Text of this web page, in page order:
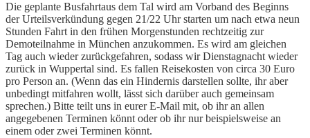
Die geplante Busfahrtaus dem Tal wird am Vorband des Beginns
der Urteilsverkündung gegen 21/22 Uhr starten um nach etwa neun
Stunden Fahrt in den frühen Morgenstunden rechtzeitig zur
Demoteilnahme in München anzukommen. Es wird am gleichen
Tag auch wieder zurückgefahren, sodass wir Dienstagnacht wieder
zurück in Wuppertal sind. Es fallen Reisekosten von circa 30 Euro
pro Person an. (Wenn das ein Hindernis darstellen sollte, ihr aber
unbedingt mitfahren wollt, lässt sich darüber auch gemeinsam
sprechen.) Bitte teilt uns in eurer E-Mail mit, ob ihr an allen
angegebenen Terminen könnt oder ob ihr nur beispielsweise an
einem oder zwei Terminen könnt.